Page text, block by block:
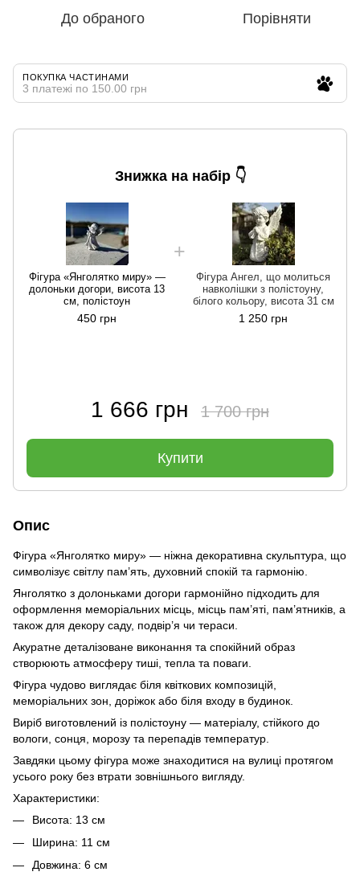
До обраного Порівняти
ПОКУПКА ЧАСТИНАМИ
3 платежі по 150.00 грн
Знижка на набір 👇
Фігура «Янголятко миру» —
долоньки догори, висота 13
см, полістоун
450 грн
Фігура Ангел, що молиться
навколішки з полістоуну,
білого кольору, висота 31 см
1 250 грн
1 666 грн 1 700 грн
Купити
Опис
Фігура «Янголятко миру» — ніжна декоративна скульптура, що
символізує світлу пам’ять, духовний спокій та гармонію.
Янголятко з долоньками догори гармонійно підходить для
оформлення меморіальних місць, місць пам’яті, пам’ятників, а
також для декору саду, подвір’я чи тераси.
Акуратне деталізоване виконання та спокійний образ
створюють атмосферу тиші, тепла та поваги.
Фігура чудово виглядає біля квіткових композицій,
меморіальних зон, доріжок або біля входу в будинок.
Виріб виготовлений із полістоуну — матеріалу, стійкого до
вологи, сонця, морозу та перепадів температур.
Завдяки цьому фігура може знаходитися на вулиці протягом
усього року без втрати зовнішнього вигляду.
Характеристики:
Висота: 13 см
Ширина: 11 см
Довжина: 6 см